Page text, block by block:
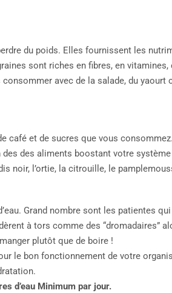
du poids. Elles fournissent les
sont riches en fibres, en
avec de la salade, du
café et de sucres que vous consommez.
des aliments boostant votre
noir, l’ortie, la citrouille, le
Grand nombre sont les patientes
à tors comme des “dromadaires”
plutôt que de boire !
le bon fonctionnement de votre
d’eau Minimum par jour.